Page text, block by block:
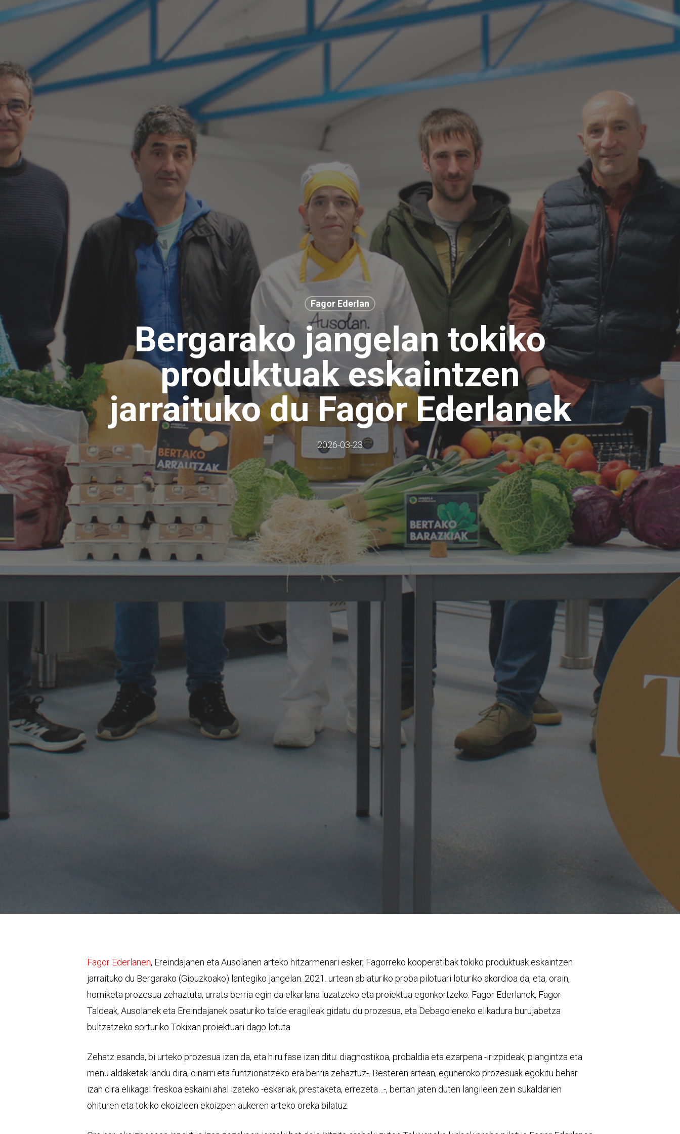
Fagor Ederlan
Bergarako jangelan tokiko
produktuak eskaintzen
jarraituko du Fagor Ederlanek
2026-03-23
Fagor Ederlanen, Ereindajanen eta Ausolanen arteko hitzarmenari esker, Fagorreko kooperatibak tokiko produktuak eskaintzen
jarraituko du Bergarako (Gipuzkoako) lantegiko jangelan. 2021. urtean abiaturiko proba pilotuari loturiko akordioa da, eta, orain,
horniketa prozesua zehaztuta, urrats berria egin da elkarlana luzatzeko eta proiektua egonkortzeko. Fagor Ederlanek, Fagor
Taldeak, Ausolanek eta Ereindajanek osaturiko talde eragileak gidatu du prozesua, eta Debagoieneko elikadura burujabetza
bultzatzeko sorturiko Tokixan proiektuari dago lotuta.
Zehatz esanda, bi urteko prozesua izan da, eta hiru fase izan ditu: diagnostikoa, probaldia eta ezarpena -irizpideak, plangintza eta
menu aldaketak landu dira, oinarri eta funtzionatzeko era berria zehaztuz-. Besteren artean, eguneroko prozesuak egokitu behar
izan dira elikagai freskoa eskaini ahal izateko -eskariak, prestaketa, errezeta…-, bertan jaten duten langileen zein sukaldarien
ohituren eta tokiko ekoizleen ekoizpen aukeren arteko oreka bilatuz.